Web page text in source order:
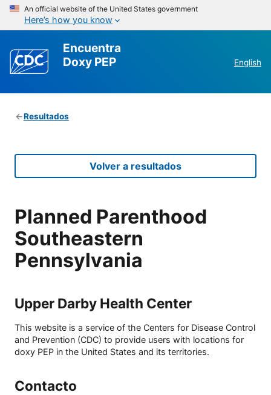
An official website of the United States government
Here’s how you know
Encuentra
Doxy PEP
English
Resultados
Volver a resultados
Planned Parenthood
Southeastern
Pennsylvania
Upper Darby Health Center
This website is a service of the Centers for Disease Control
and Prevention (CDC) to provide users with locations for
doxy PEP in the United States and its territories.
Contacto